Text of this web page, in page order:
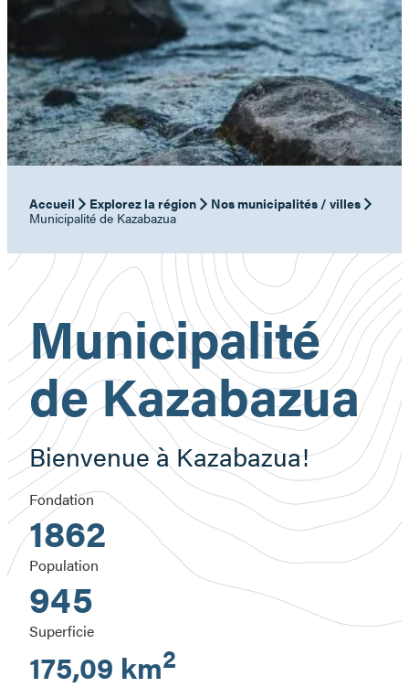
Accueil Explorez la région Nos municipalités / villes
Municipalité de Kazabazua
Municipalité
de Kazabazua
Bienvenue à Kazabazua!
Fondation
1862
Population
945
Superficie
175,09 km2